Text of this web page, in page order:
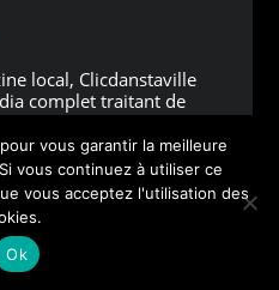
local, Clicdanstaville
complet traitant de
à la finance.
de passionnés,
fournir à nos lecteurs
à un nombre de
vous garantir la meilleure
vous continuez à utiliser ce
vous acceptez l'utilisation des
Ok